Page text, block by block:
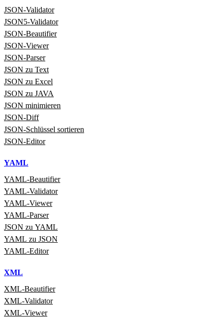
JSON‑Validator
JSON5‑Validator
JSON-Beautifier
JSON‑Viewer
JSON‑Parser
JSON zu Text
JSON zu Excel
JSON zu JAVA
JSON minimieren
JSON‑Diff
JSON‑Schlüssel sortieren
JSON‑Editor
YAML
YAML‑Beautifier
YAML‑Validator
YAML‑Viewer
YAML‑Parser
JSON zu YAML
YAML zu JSON
YAML‑Editor
XML
XML‑Beautifier
XML‑Validator
XML‑Viewer